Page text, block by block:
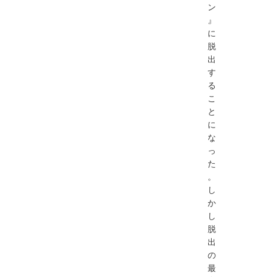
ン
』
に
脱
出
す
る
こ
と
に
な
っ
た
。
し
か
し
脱
出
の
最